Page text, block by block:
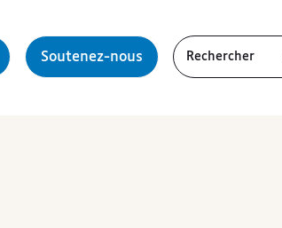
Soutenez-nous